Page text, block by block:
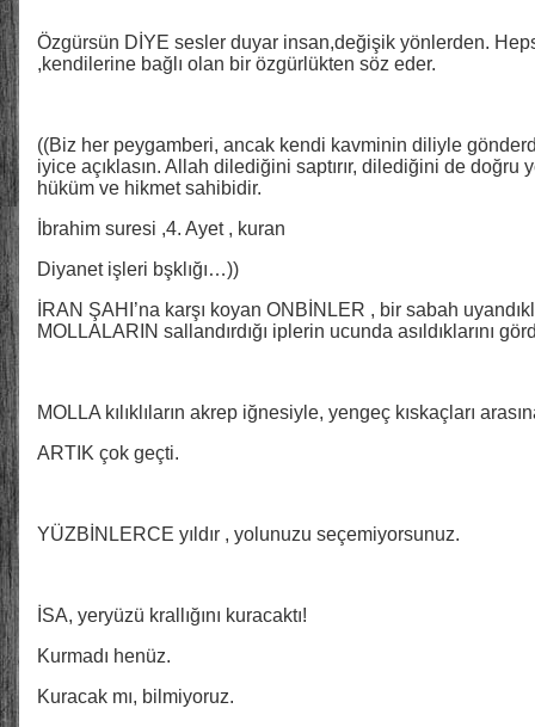
Özgürsün DİYE sesler duyar insan,değişik yönlerden.
,kendilerine bağlı olan bir özgürlükten söz eder.
((Biz her peygamberi, ancak kendi kavminin diliyle
iyice açıklasın. Allah dilediğini saptırır, dilediğini de doğru
hüküm ve hikmet sahibidir.
İbrahim suresi ,4. Ayet , kuran
Diyanet işleri bşklığı…))
İRAN ŞAHI’na karşı koyan ONBİNLER , bir sabah
MOLLALARIN sallandırdığı iplerin ucunda asıldıklarını
MOLLA kılıklıların akrep iğnesiyle, yengeç kıskaçları
ARTIK çok geçti.
YÜZBİNLERCE yıldır , yolunuzu seçemiyorsunuz.
İSA, yeryüzü krallığını kuracaktı!
Kurmadı henüz.
Kuracak mı, bilmiyoruz.